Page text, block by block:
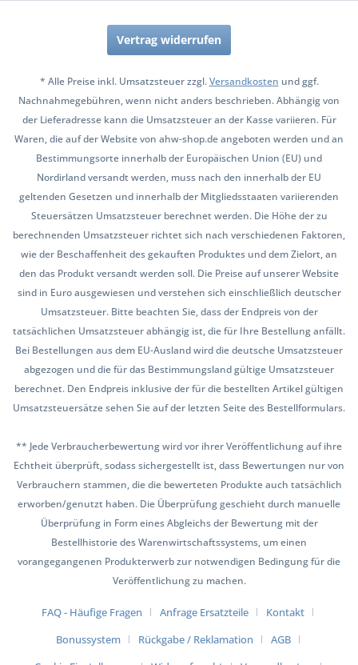
Vertrag widerrufen
* Alle Preise inkl. Umsatzsteuer zzgl.Versandkosten und ggf.
Nachnahmegebühren, wenn nicht anders beschrieben. Abhängig von
der Lieferadresse kann die Umsatzsteuer an der Kasse variieren. Für
Waren, die auf der Website von ahw-shop.de angeboten werden und an
Bestimmungsorte innerhalb der Europäischen Union (EU) und
Nordirland versandt werden, muss nach den innerhalb der EU
geltenden Gesetzen und innerhalb der Mitgliedsstaaten variierenden
Steuersätzen Umsatzsteuer berechnet werden. Die Höhe der zu
berechnenden Umsatzsteuer richtet sich nach verschiedenen Faktoren,
wie der Beschaffenheit des gekauften Produktes und dem Zielort, an
den das Produkt versandt werden soll. Die Preise auf unserer Website
sind in Euro ausgewiesen und verstehen sich einschließlich deutscher
Umsatzsteuer. Bitte beachten Sie, dass der Endpreis von der
tatsächlichen Umsatzsteuer abhängig ist, die für Ihre Bestellung anfällt.
Bei Bestellungen aus dem EU-Ausland wird die deutsche Umsatzsteuer
abgezogen und die für das Bestimmungsland gültige Umsatzsteuer
berechnet. Den Endpreis inklusive der für die bestellten Artikel gültigen
Umsatzsteuersätze sehen Sie auf der letzten Seite des Bestellformulars.
** Jede Verbraucherbewertung wird vor ihrer Veröffentlichung auf ihre
Echtheit überprüft, sodass sichergestellt ist, dass Bewertungen nur von
Verbrauchern stammen, die die bewerteten Produkte auch tatsächlich
erworben/genutzt haben. Die Überprüfung geschieht durch manuelle
Überprüfung in Form eines Abgleichs der Bewertung mit der
Bestellhistorie des Warenwirtschaftssystems, um einen
vorangegangenen Produkterwerb zur notwendigen Bedingung für die
Veröffentlichung zu machen.
FAQ - Häufige Fragen Anfrage Ersatzteile
Kontakt
Bonussystem
Rückgabe / Reklamation
AGB